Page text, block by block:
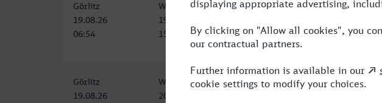
Görlitz
19.08.26
06:54
Witten Hbf
19.08.26
15:18
8:24 2
Görlitz
19.08.26
Witten Hbf
20.08.26
12:09 4